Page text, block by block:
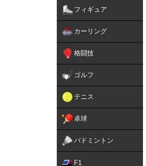
フィギュア
カーリング
格闘技
ゴルフ
テニス
卓球
バドミントン
F1